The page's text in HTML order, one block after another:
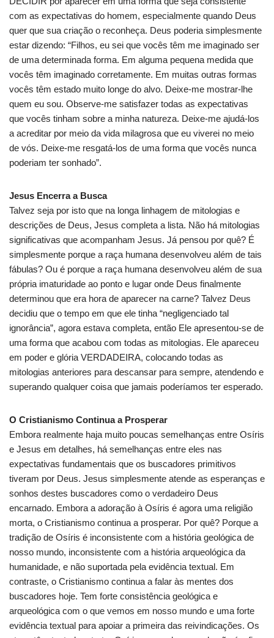
com as expectativas do homem, especialmente quando Deus
quer que sua criação o reconheça. Deus poderia simplesmente
estar dizendo: “Filhos, eu sei que vocês têm me imaginado ser
de uma determinada forma. Em alguma pequena medida que
vocês têm imaginado corretamente. Em muitas outras formas
vocês têm estado muito longe do alvo. Deixe-me mostrar-lhe
quem eu sou. Observe-me satisfazer todas as expectativas
que vocês tinham sobre a minha natureza. Deixe-me ajudá-los
a acreditar por meio da vida milagrosa que eu viverei no meio
de vós. Deixe-me resgatá-los de uma forma que vocês nunca
poderiam ter sonhado”.
Jesus Encerra a Busca
Talvez seja por isto que na longa linhagem de mitologias e
descrições de Deus, Jesus completa a lista. Não há mitologias
significativas que acompanham Jesus. Já pensou por quê? É
simplesmente porque a raça humana desenvolveu além de tais
fábulas? Ou é porque a raça humana desenvolveu além de sua
própria imaturidade ao ponto e lugar onde Deus finalmente
determinou que era hora de aparecer na carne? Talvez Deus
decidiu que o tempo em que ele tinha “negligenciado tal
ignorância”, agora estava completa, então Ele apresentou-se de
uma forma que acabou com todas as mitologias. Ele apareceu
em poder e glória VERDADEIRA, colocando todas as
mitologias anteriores para descansar para sempre, atendendo e
superando qualquer coisa que jamais poderíamos ter esperado.
O Cristianismo Continua a Prosperar
Embora realmente haja muito poucas semelhanças entre Osíris
e Jesus em detalhes, há semelhanças entre eles nas
expectativas fundamentais que os buscadores primitivos
tiveram por Deus. Jesus simplesmente atende as esperanças e
sonhos destes buscadores como o verdadeiro Deus
encarnado. Embora a adoração à Osíris é agora uma religião
morta, o Cristianismo continua a prosperar. Por quê? Porque a
tradição de Osíris é inconsistente com a história geológica de
nosso mundo, inconsistente com a história arqueológica da
humanidade, e não suportada pela evidência textual. Em
contraste, o Cristianismo continua a falar às mentes dos
buscadores hoje. Tem forte consistência geológica e
arqueológica com o que vemos em nosso mundo e uma forte
evidência textual para apoiar a primeira das reivindicações. Os